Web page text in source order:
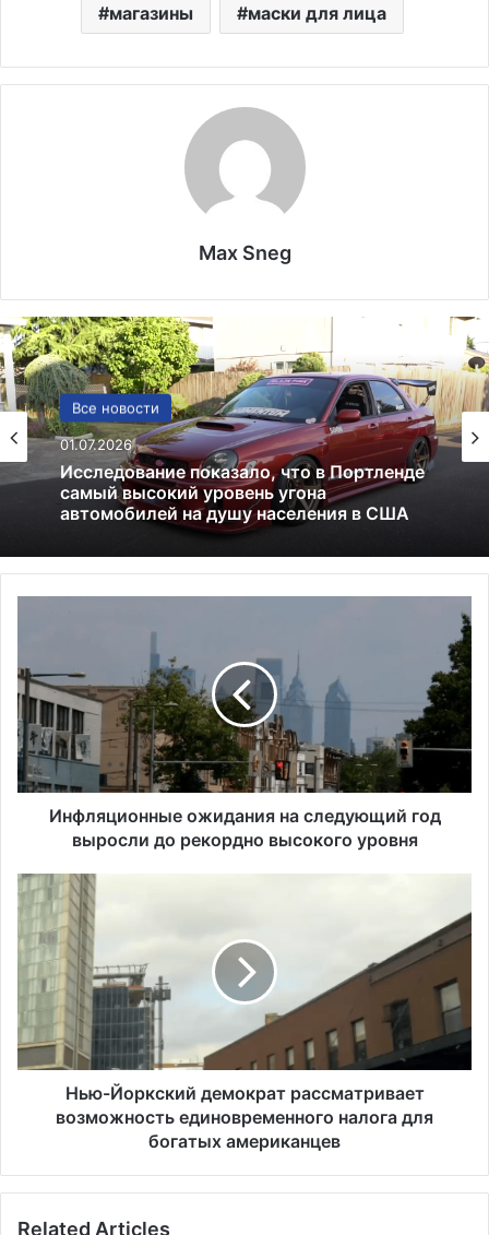
магазины маски для лица
Max Sneg
Все новости
01.07.2026
самый высокий уровень угона
автомобилей на душу населения в США
США
13.06.2025
Америка имеет огромный избыток сыра
л
я
ц
и
о
н
о
ж
д
н
и
я
н
д
ю
Инфляционные ожидания на следующий год
выросли до рекордно высокого уровня
Н
ь
-
о
р
к
с
о
Нью-Йоркский демократ рассматривает
возможность единовременного налога для
богатых американцев
Related Articles